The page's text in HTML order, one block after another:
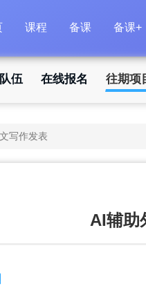
课程 备课 备课+
伍 在线报名 往期项
写作发表
AI辅助